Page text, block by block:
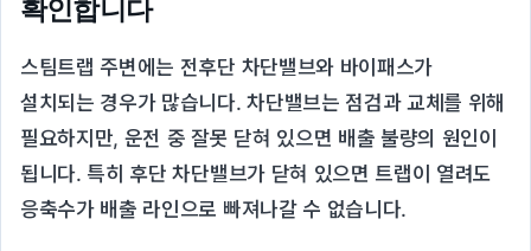
확인합니다
스팀트랩 주변에는 전후단 차단밸브와 바이패스가
설치되는 경우가 많습니다. 차단밸브는 점검과 교체를 위해
필요하지만, 운전 중 잘못 닫혀 있으면 배출 불량의 원인이
됩니다. 특히 후단 차단밸브가 닫혀 있으면 트랩이 열려도
응축수가 배출 라인으로 빠져나갈 수 없습니다.